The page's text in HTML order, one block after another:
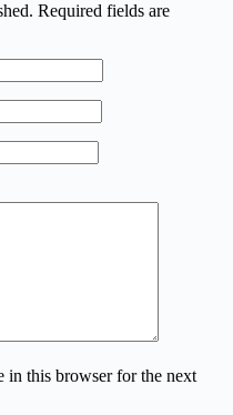
Required fields are
in this browser for the next